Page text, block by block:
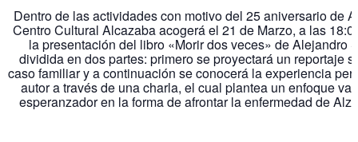
Dentro de las actividades con motivo del 25 aniversario de
Centro Cultural Alcazaba acogerá el 21 de Marzo, a las
la presentación del libro «Morir dos veces» de Alejandro
dividida en dos partes: primero se proyectará un reportaje
caso familiar y a continuación se conocerá la experiencia
autor a través de una charla, el cual plantea un enfoque
esperanzador en la forma de afrontar la enfermedad de